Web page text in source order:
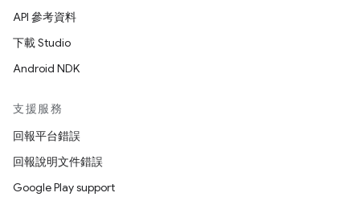
API 參考資料
下載 Studio
Android NDK
支援服務
回報平台錯誤
回報說明文件錯誤
Google Play support